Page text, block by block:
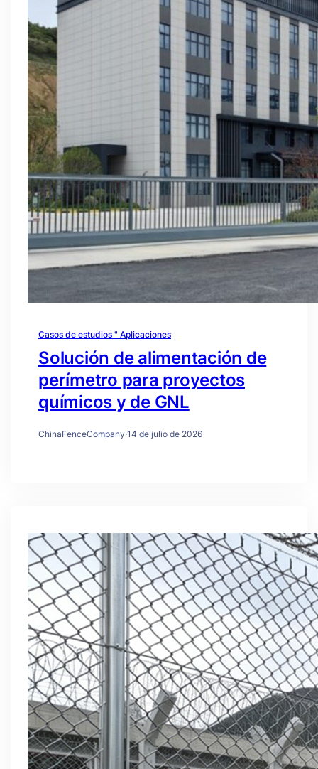
Casos de estudios " Aplicaciones
Solución de alimentación de
perímetro para proyectos
químicos y de GNL
ChinaFenceCompany·14 de julio de 2026